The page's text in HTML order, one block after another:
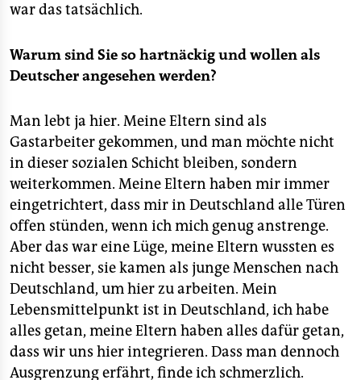
war das tatsächlich.
Warum sind Sie so hartnäckig und wollen als
Deutscher angesehen werden?
Man lebt ja hier. Meine Eltern sind als
Gastarbeiter gekommen, und man möchte nicht
in dieser sozialen Schicht bleiben, sondern
weiterkommen. Meine Eltern haben mir immer
eingetrichtert, dass mir in Deutschland alle Türen
offen stünden, wenn ich mich genug anstrenge.
Aber das war eine Lüge, meine Eltern wussten es
nicht besser, sie kamen als junge Menschen nach
Deutschland, um hier zu arbeiten. Mein
Lebensmittelpunkt ist in Deutschland, ich habe
alles getan, meine Eltern haben alles dafür getan,
dass wir uns hier integrieren. Dass man dennoch
Ausgrenzung erfährt, finde ich schmerzlich.